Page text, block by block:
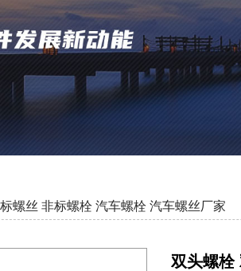
螺丝 非标螺栓 汽车螺栓 汽车螺丝厂家
双头螺栓